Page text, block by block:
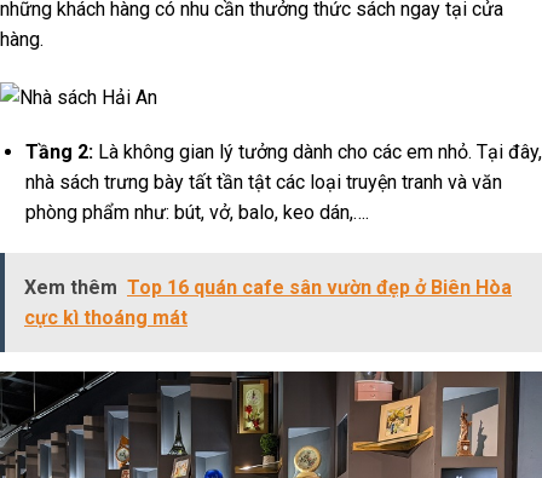
những khách hàng có nhu cần thưởng thức sách ngay tại cửa
hàng.
Tầng 2:Là không gian lý tưởng dành cho các em nhỏ. Tại đây,
nhà sách trưng bày tất tần tật các loại truyện tranh và văn
phòng phẩm như: bút, vở, balo, keo dán,….
Xem thêm Top 16 quán cafe sân vườn đẹp ở Biên Hòa
cực kì thoáng mát